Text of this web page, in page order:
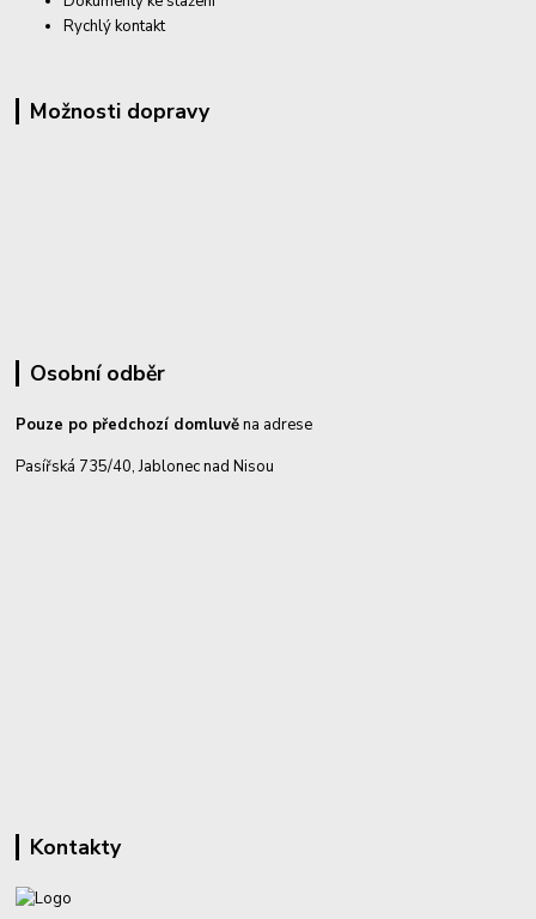
Rychlý kontakt
Možnosti dopravy
Osobní odběr
Pouze po předchozí domluvěna adrese
Pasířská 735/40, Jablonec nad Nisou
Kontakty